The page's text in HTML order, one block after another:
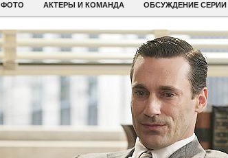
ФОТО АКТЕРЫ И КОМАНДА ОБСУЖДЕНИЕ СЕРИИ